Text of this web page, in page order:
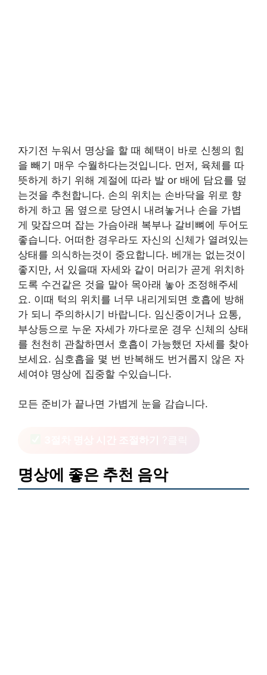
자기전 누워서 명상을 할 때 혜택이 바로 신쳉의 힘
을 빼기 매우 수월하다는것입니다. 먼저, 육체를 따
뜻하게 하기 위해 계절에 따라 발 or 배에 담요를 덮
는것을 추천합니다. 손의 위치는 손바닥을 위로 향
하게 하고 몸 옆으로 당연시 내려놓거나 손을 가볍
게 맞잡으며 잡는 가슴아래 복부나 갈비뼈에 두어도
좋습니다. 어떠한 경우라도 자신의 신체가 열려있는
상태를 의식하는것이 중요합니다. 베개는 없는것이
좋지만, 서 있을때 자세와 같이 머리가 곧게 위치하
도록 수건같은 것을 말아 목아래 놓아 조정해주세
요. 이때 턱의 위치를 너무 내리게되면 호흡에 방해
가 되니 주의하시기 바랍니다. 임신중이거나 요통,
부상등으로 누운 자세가 까다로운 경우 신체의 상태
를 천천히 관찰하면서 호흡이 가능했던 자세를 찾아
보세요. 심호흡을 몇 번 반복해도 번거롭지 않은 자
세여야 명상에 집중할 수있습니다.
모든 준비가 끝나면 가볍게 눈을 감습니다.
명상에 좋은 추천 음악